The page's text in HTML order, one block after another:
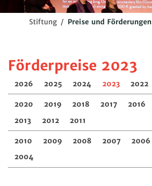
Stiftung / Preise und Förderungen
Förderpreise 2023
2026 2025 2024 2023 2022
2020 2019 2018 2017 2016
2013
2012 2011
2010 2009 2008 2007 2006
2004